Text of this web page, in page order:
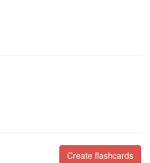
Create flashcards